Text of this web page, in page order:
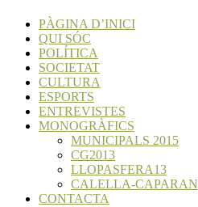
PÀGINA D’INICI
QUI SÓC
POLÍTICA
SOCIETAT
CULTURA
ESPORTS
ENTREVISTES
MONOGRÀFICS
MUNICIPALS 2015
CG2013
LLOPASFERA13
CALELLA-CAPARAN
CONTACTA